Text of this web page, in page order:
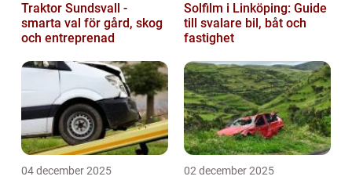
Traktor Sundsvall -
smarta val för gård, skog
och entreprenad
Solfilm i Linköping: Guide
till svalare bil, båt och
fastighet
04 december 2025 02 december 2025